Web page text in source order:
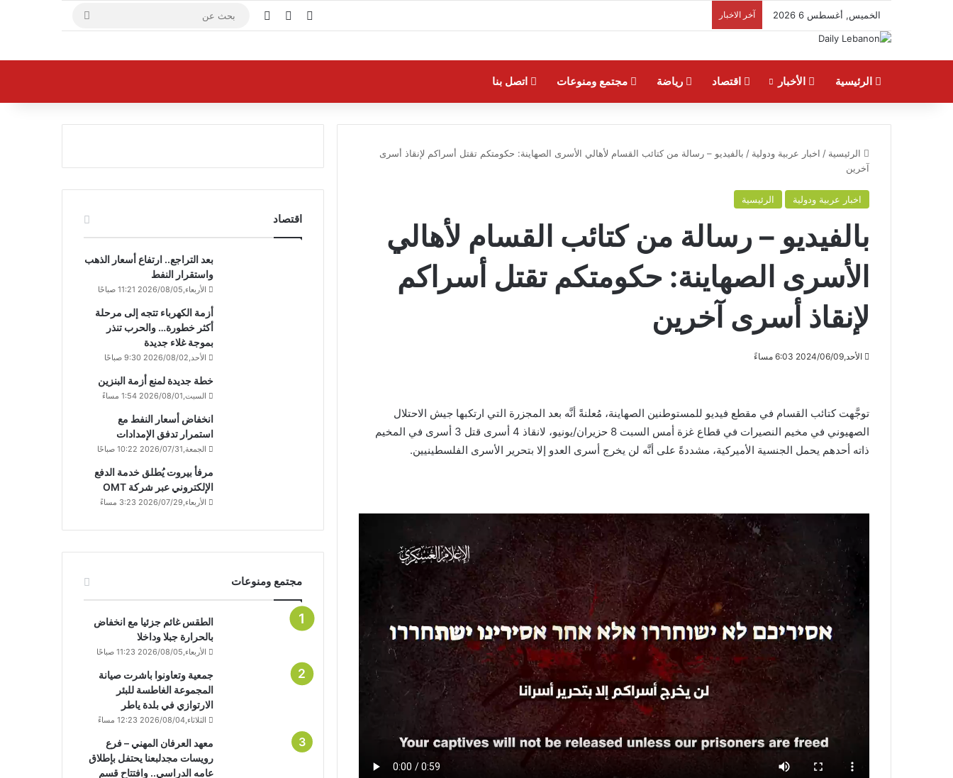
الخميس, أغسطس 6 2026 آخر الاخبار فيسبوك يوتيوب
الرئيسية الأخبار اقتصاد رياضة مجتمع ومنوعات اتصل بنا
الرئيسية / اخبار عربية ودولية / بالفيديو – رسالة من كتائب القسام لأهالي الأسرى الصهاينة: حكومتكم تقتل أسراكم لإنقاذ أسرى
آخرين
اخبار عربية ودولية الرئيسية
بالفيديو – رسالة من كتائب القسام لأهالي
الأسرى الصهاينة: حكومتكم تقتل أسراكم
لإنقاذ أسرى آخرين
الأحد,2024/06/09 6:03 مساءً
توجَّهت كتائب القسام في مقطع فيديو للمستوطنين الصهاينة، مُعلنةً أنَّه بعد المجزرة التي ارتكبها جيش الاحتلال
الصهيوني في مخيم النصيرات في قطاع غزة أمس السبت 8 حزيران/يونيو، لانقاذ 4 أسرى قتل 3 أسرى في المخيم
ذاته أحدهم يحمل الجنسية الأميركية، مشددةً على أنَّه لن يخرج أسرى العدو إلا بتحرير الأسرى الفلسطينيين.
اقتصاد
بعد التراجع.. ارتفاع أسعار الذهب
واستقرار النفط
الأربعاء,2026/08/05 11:21 صباحًا
أزمة الكهرباء تتجه إلى مرحلة
أكثر خطورة… والحرب تنذر
بموجة غلاء جديدة
الأحد,2026/08/02 9:30 صباحًا
خطة جديدة لمنع أزمة البنزين
السبت,2026/08/01 1:54 مساءً
انخفاض أسعار النفط مع
استمرار تدفق الإمدادات
الجمعة,2026/07/31 10:22 صباحًا
مرفأ بيروت يُطلق خدمة الدفع
الإلكتروني عبر شركة OMT
الأربعاء,2026/07/29 3:23 مساءً
مجتمع ومنوعات
الطقس غائم جزئيا مع انخفاض
بالحرارة جبلا وداخلا
الأربعاء,2026/08/05 11:23 صباحًا
جمعية وتعاونوا باشرت صيانة
المجموعة الغاطسة للبئر
الارتوازي في بلدة ياطر
الثلاثاء,2026/08/04 12:23 مساءً
معهد العرفان المهني – فرع
رويسات مجدلبعنا يحتفل بإطلاق
عامه الدراسي.. وافتتاح قسم